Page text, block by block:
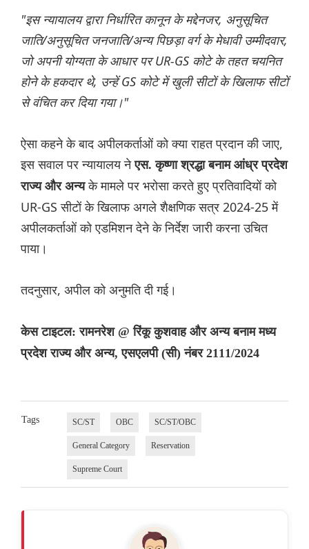
"इस न्यायालय द्वारा निर्धारित कानून के मद्देनजर, अनुसूचित
जाति/अनुसूचित जनजाति/अन्य पिछड़ा वर्ग के मेधावी उम्मीदवार,
जो अपनी योग्यता के आधार पर UR-GS कोटे के तहत चयनित
होने के हकदार थे, उन्हें GS कोटे में खुली सीटों के खिलाफ सीटों
से वंचित कर दिया गया।"
ऐसा कहने के बाद अपीलकर्ताओं को क्या राहत प्रदान की जाए,
इस सवाल पर न्यायालय नेएस. कृष्णा श्रद्धा बनाम आंध्र प्रदेश
राज्य और अन्यके मामले पर भरोसा करते हुए प्रतिवादियों को
UR-GS सीटों के खिलाफ अगले शैक्षणिक सत्र 2024-25 में
अपीलकर्ताओं को एडमिशन देने के निर्देश जारी करना उचित
पाया।
तदनुसार, अपील को अनुमति दी गई।
केस टाइटल: रामनरेश @ रिंकू कुशवाह और अन्य बनाम मध्य
प्रदेश राज्य और अन्य, एसएलपी (सी) नंबर 2111/2024
Tags SC/ST OBC SC/ST/OBC
General Category Reservation
Supreme Court